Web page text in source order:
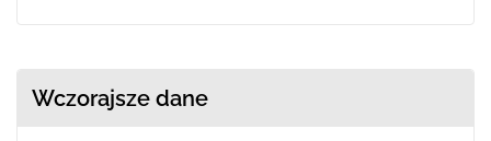
Wczorajsze dane